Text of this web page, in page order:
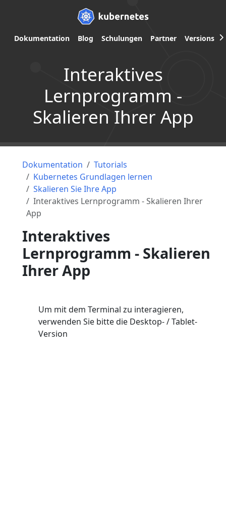
Dokumentation Blog Schulungen Partner Versions
Interaktives
Lernprogramm -
Skalieren Ihrer App
Dokumentation
Tutorials
Kubernetes Grundlagen lernen
Skalieren Sie Ihre App
Interaktives Lernprogramm - Skalieren Ihrer
App
Interaktives
Lernprogramm - Skalieren
Ihrer App
Um mit dem Terminal zu interagieren,
verwenden Sie bitte die Desktop- / Tablet-
Version